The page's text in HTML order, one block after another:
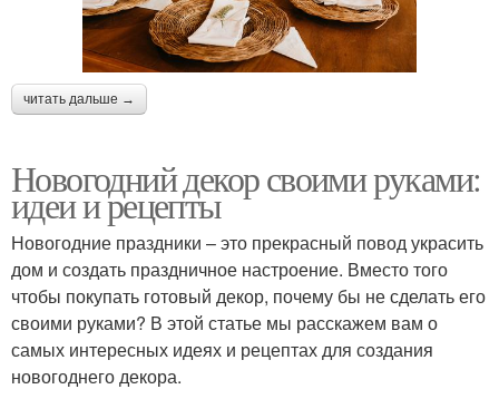
читать дальше →
Новогодний декор своими руками:
идеи и рецепты
Новогодние праздники – это прекрасный повод украсить
дом и создать праздничное настроение. Вместо того
чтобы покупать готовый декор, почему бы не сделать его
своими руками? В этой статье мы расскажем вам о
самых интересных идеях и рецептах для создания
новогоднего декора.